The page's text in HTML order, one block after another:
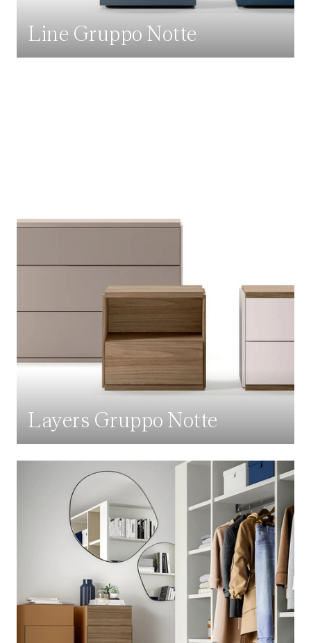
Line Gruppo Notte
Layers Gruppo Notte